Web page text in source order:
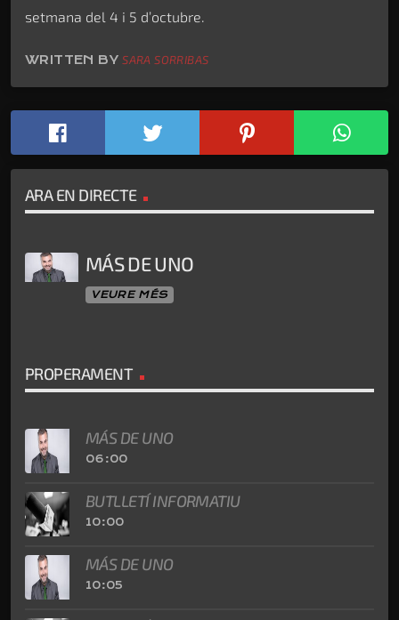
setmana del 4 i 5 d’octubre.
WRITTEN BYSARA SORRIBAS
ARA EN DIRECTE
MÁS DE UNO
VEURE MÉS
PROPERAMENT
MÁS DE UNO
06:00
BUTLLETÍ INFORMATIU
10:00
MÁS DE UNO
10:05